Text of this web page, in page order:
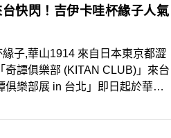
快閃！吉伊卡哇杯緣子人氣
子,華山1914 來自日本東京都澀
譚俱樂部 (KITAN CLUB)」來台
樂部展 in 台北」即日起於華山
集！